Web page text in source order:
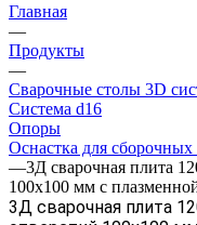
Главная
—
Продукты
—
Сварочные столы 3D
Система d16
Опоры
Оснастка для
—3Д сварочная плита
100х100 мм с
3Д сварочная плита